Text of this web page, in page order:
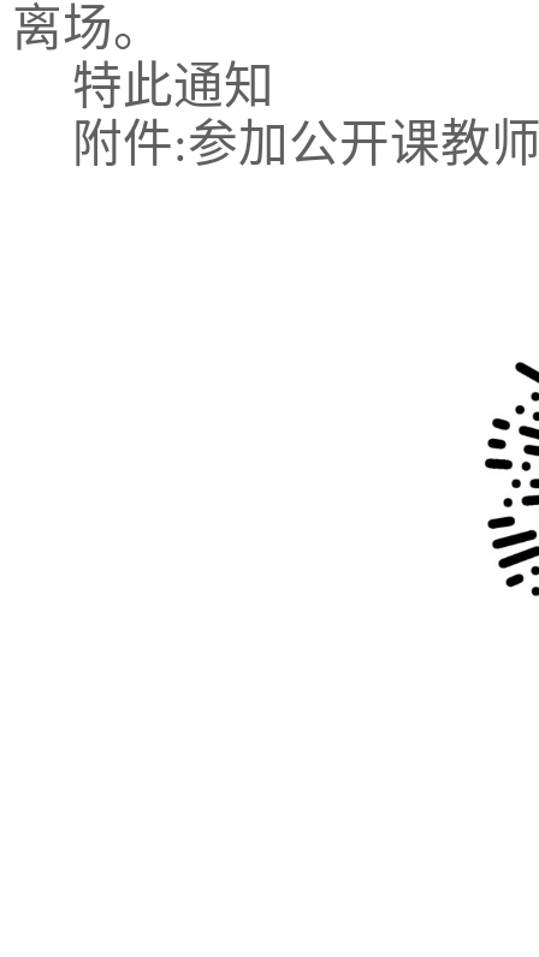
离场。
特此通知
附件:参加公开课教